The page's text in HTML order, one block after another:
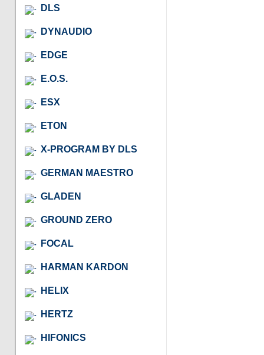
DLS
DYNAUDIO
EDGE
E.O.S.
ESX
ETON
X-PROGRAM BY DLS
GERMAN MAESTRO
GLADEN
GROUND ZERO
FOCAL
HARMAN KARDON
HELIX
HERTZ
HIFONICS